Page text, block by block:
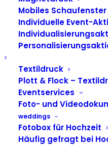
Mobiles Schaufenster
Individuelle Event-
Textildruck
Plott & Flock –
Eventservices
Foto- und
weddings
Fotobox für Hochzeit
Häufig gefragt bei